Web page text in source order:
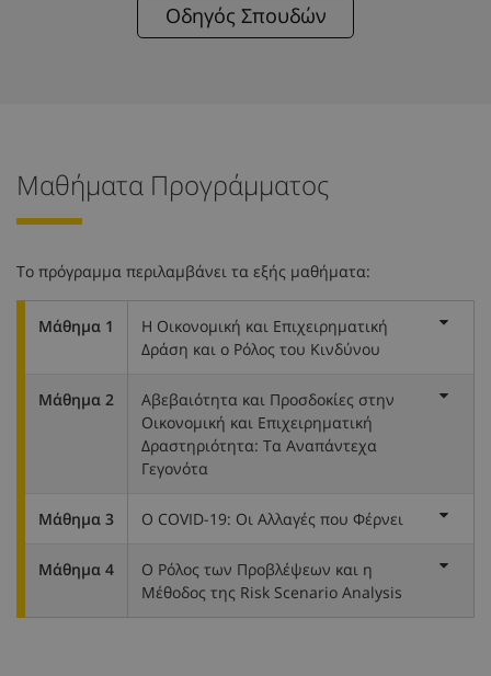
Οδηγός Σπουδών
Μαθήματα Προγράμματος
Το πρόγραμμα περιλαμβάνει τα εξής μαθήματα:
Μάθημα 1
Η Οικονομική και Επιχειρηματική
Δράση και ο Ρόλος του Κινδύνου
Μάθημα 2
Αβεβαιότητα και Προσδοκίες στην
Οικονομική και Επιχειρηματική
Δραστηριότητα: Τα Αναπάντεχα
Γεγονότα
Μάθημα 3 O COVID-19: Οι Αλλαγές που Φέρνει
Μάθημα 4
Ο Ρόλος των Προβλέψεων και η
Μέθοδος της Risk Scenario Analysis